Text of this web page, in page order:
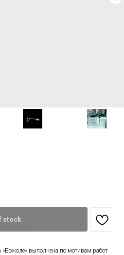
stock
выполнена по мотивам работ